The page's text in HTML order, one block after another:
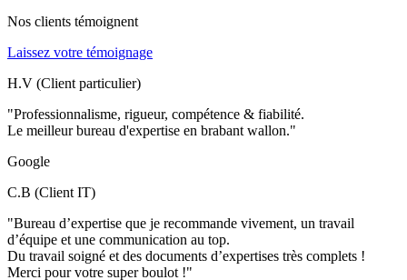
Nos clients témoignent
Laissez votre témoignage
H.V (Client particulier)
"Professionnalisme, rigueur, compétence & fiabilité.
Le meilleur bureau d'expertise en brabant wallon."
Google
C.B (Client IT)
"Bureau d’expertise que je recommande vivement, un travail
d’équipe et une communication au top.
Du travail soigné et des documents d’expertises très complets !
Merci pour votre super boulot !"